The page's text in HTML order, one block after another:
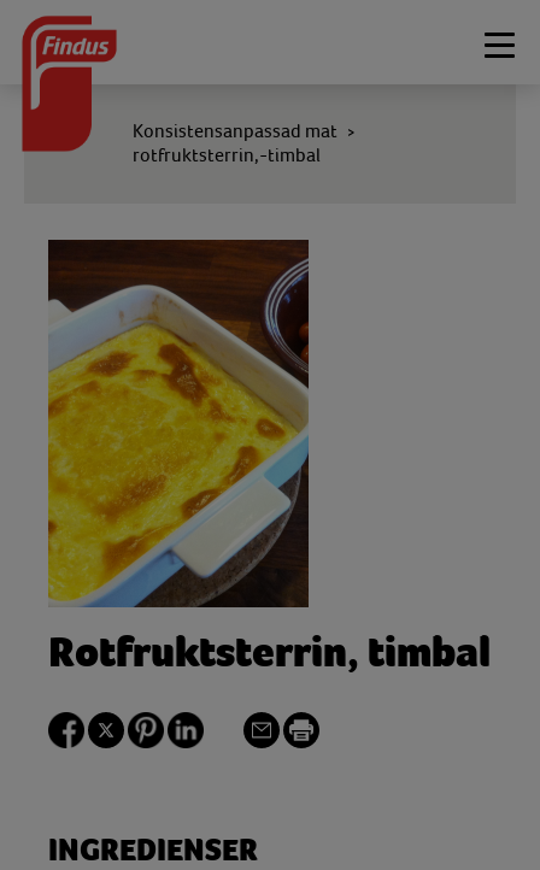
Konsistensanpassad mat >
rotfruktsterrin,-timbal
Rotfruktsterrin, timbal
INGREDIENSER